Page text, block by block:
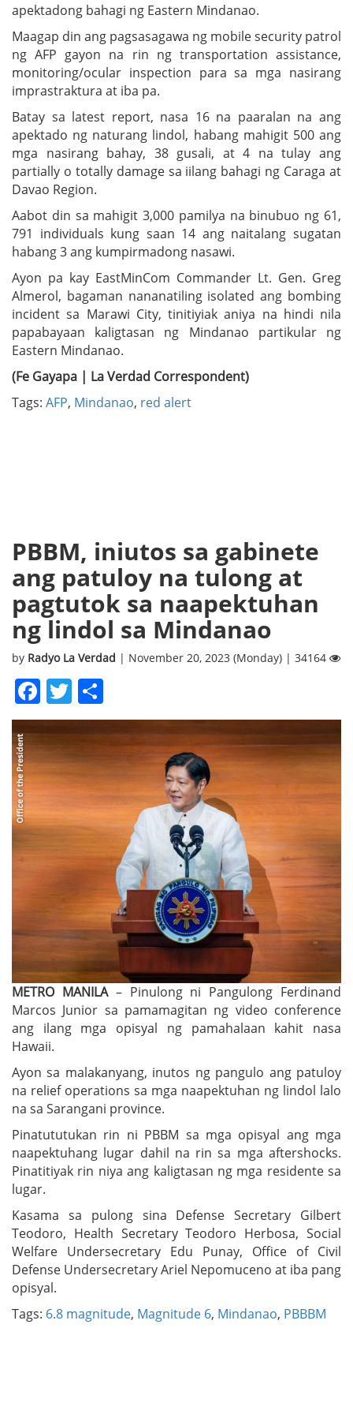
apektadong bahagi ng Eastern Mindanao.
Maagap din ang pagsasagawa ng mobile security patrol
ng AFP gayon na rin ng transportation assistance,
monitoring/ocular inspection para sa mga nasirang
imprastraktura at iba pa.
Batay sa latest report, nasa 16 na paaralan na ang
apektado ng naturang lindol, habang mahigit 500 ang
mga nasirang bahay, 38 gusali, at 4 na tulay ang
partially o totally damage sa iilang bahagi ng Caraga at
Davao Region.
Aabot din sa mahigit 3,000 pamilya na binubuo ng 61,
791 individuals kung saan 14 ang naitalang sugatan
habang 3 ang kumpirmadong nasawi.
Ayon pa kay EastMinCom Commander Lt. Gen. Greg
Almerol, bagaman nananatiling isolated ang bombing
incident sa Marawi City, tinitiyiak aniya na hindi nila
papabayaan kaligtasan ng Mindanao partikular ng
Eastern Mindanao.
(Fe Gayapa | La Verdad Correspondent)
Tags: AFP, Mindanao, red alert
PBBM, iniutos sa gabinete
ang patuloy na tulong at
pagtutok sa naapektuhan
ng lindol sa Mindanao
by Radyo La Verdad | November 20, 2023 (Monday) | 34164
Facebook
Twitter
METRO MANILA – Pinulong ni Pangulong Ferdinand
Marcos Junior sa pamamagitan ng video conference
ang ilang mga opisyal ng pamahalaan kahit nasa
Hawaii.
Ayon sa malakanyang, inutos ng pangulo ang patuloy
na relief operations sa mga naapektuhan ng lindol lalo
na sa Sarangani province.
Pinatututukan rin ni PBBM sa mga opisyal ang mga
naapektuhang lugar dahil na rin sa mga aftershocks.
Pinatitiyak rin niya ang kaligtasan ng mga residente sa
lugar.
Kasama sa pulong sina Defense Secretary Gilbert
Teodoro, Health Secretary Teodoro Herbosa, Social
Welfare Undersecretary Edu Punay, Office of Civil
Defense Undersecretary Ariel Nepomuceno at iba pang
opisyal.
Tags: 6.8 magnitude, Magnitude 6, Mindanao, PBBBM